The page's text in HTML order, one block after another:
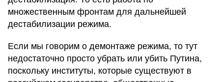
множественным фронтам для дальнейшей
дестабилизации режима.
Если мы говорим о демонтаже режима, то тут
недостаточно просто убрать или убить Путина,
поскольку институты, которые существуют в